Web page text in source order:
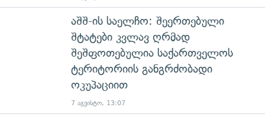
აშშ-ის საელჩო: შეერთებული
შტატები კვლავ ღრმად
შეშფოთებულია საქართველოს
ტერიტორიის განგრძობადი
ოკუპაციით
7 აგვისტო, 13:07